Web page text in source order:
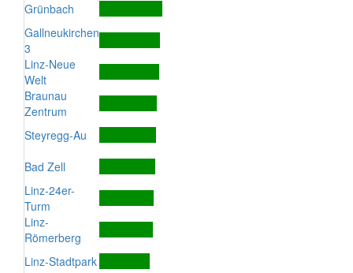
Grünbach
Gallneukirchen
3
Linz-Neue
Welt
Braunau
Zentrum
Steyregg-Au
Bad Zell
Linz-24er-
Turm
Linz-
Römerberg
Linz-Stadtpark